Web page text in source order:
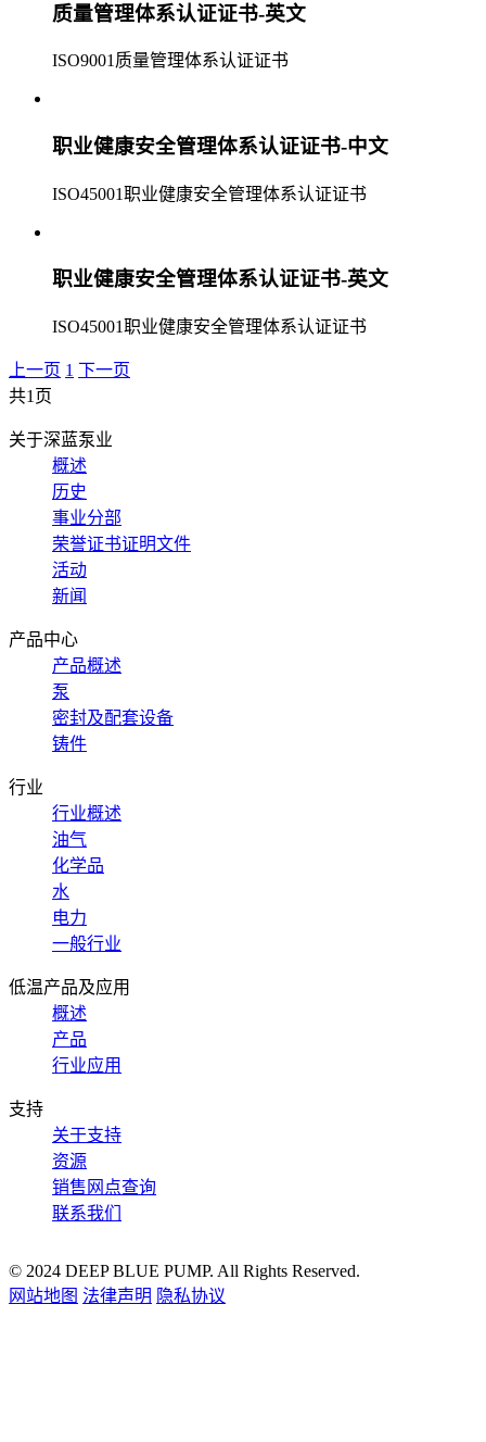
质量管理体系认证证书-英文
ISO9001质量管理体系认证证书
职业健康安全管理体系认证证书-中文
ISO45001职业健康安全管理体系认证证书
职业健康安全管理体系认证证书-英文
ISO45001职业健康安全管理体系认证证书
上一页 1 下一页
共1页
关于深蓝泵业
概述
历史
事业分部
荣誉证书证明文件
活动
新闻
产品中心
产品概述
泵
密封及配套设备
铸件
行业
行业概述
油气
化学品
水
电力
一般行业
低温产品及应用
概述
产品
行业应用
支持
关于支持
资源
销售网点查询
联系我们
© 2024 DEEP BLUE PUMP. All Rights Reserved.
网站地图 法律声明 隐私协议